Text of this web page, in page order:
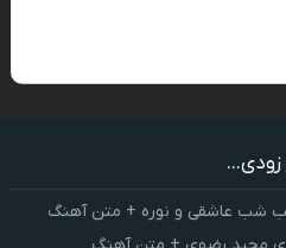
زودی...
شب عاشقی و نوره + متن آهنگ